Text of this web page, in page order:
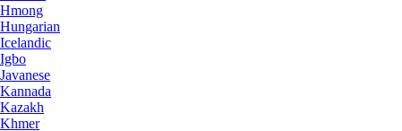
Hmong
Hungarian
Icelandic
Igbo
Javanese
Kannada
Kazakh
Khmer